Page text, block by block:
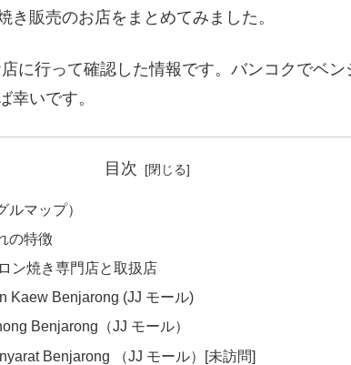
き販売のお店をまとめてみました。
に行って確認した情報です。バンコクでベ
幸いです。
目次
ルマップ）
の特徴
ン焼き専門店と取扱店
Kaew Benjarong (JJ モール)
Benjarong（JJ モール）
Benjarong （JJ モール）[未訪問]